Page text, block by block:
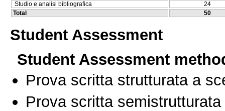
Studio e analisi bibliografica
24
Total
50
Student Assessment
Student Assessment
Prova scritta strutturata a
Prova scritta